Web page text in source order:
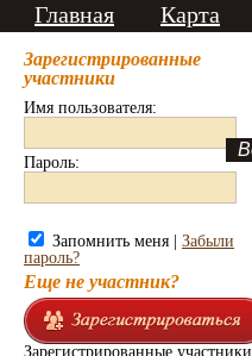
Главная Карта
Зарегистрированные
участники
Имя пользователя:
Пароль:
Запомнить меня | Забыли
пароль?
Еще не участник?
Зарегистрированные участники